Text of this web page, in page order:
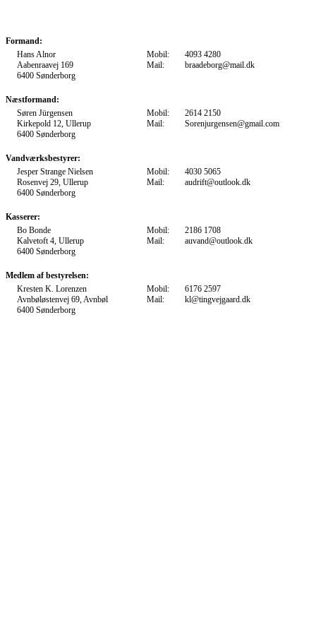
Formand:
Hans Alnor
Aabenraavej 169
6400 Sønderborg
Mobil:
Mail:
4093 4280
braadeborg@mail.dk
Næstformand:
Søren Jürgensen
Kirkepold 12, Ullerup
6400 Sønderborg
Mobil:
Mail:
2614 2150
Sorenjurgensen@gmail.com
Vandværksbestyrer:
Jesper Strange Nielsen
Rosenvej 29, Ullerup
6400 Sønderborg
Mobil:
Mail:
4030 5065
audrift@outlook.dk
Kasserer:
Bo Bonde
Kalvetoft 4, Ullerup
6400 Sønderborg
Mobil:
Mail:
2186 1708
auvand@outlook.dk
Medlem af bestyrelsen:
Kresten K. Lorenzen
Avnbøløstenvej 69, Avnbøl
6400 Sønderborg
Mobil:
Mail:
6176 2597
kl@tingvejgaard.dk